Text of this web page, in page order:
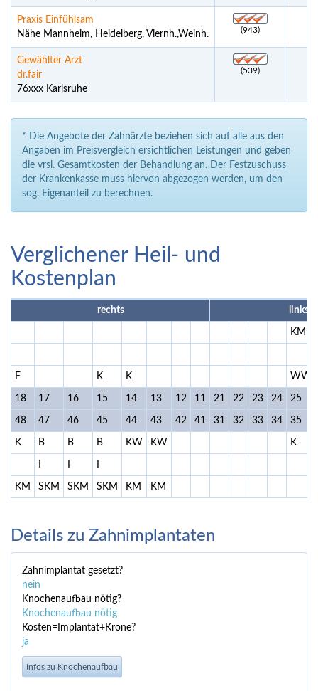
Praxis Einfühlsam
Nähe Mannheim, Heidelberg, Viernh.,Weinh.
(943)
Gewählter Arzt
dr.fair
76xxx Karlsruhe
(539)
* Die Angebote der Zahnärzte beziehen sich auf alle aus den
Angaben im Preisvergleich ersichtlichen Leistungen und geben
die vrsl. Gesamtkosten der Behandlung an. Der Festzuschuss
der Krankenkasse muss hiervon abgezogen werden, um den
sog. Eigenanteil zu berechnen.
Verglichener Heil- und
Kostenplan
rechts links
KM
F K K WW
18 17 16 15 14 13 12 11 21 22 23 24 25
48 47 46 45 44 43 42 41 31 32 33 34 35
K B B B KW KW K
KM SKM SKM SKM KM KM
Details zu Zahnimplantaten
Zahnimplantat gesetzt?
nein
Knochenaufbau nötig?
Knochenaufbau nötig
Kosten=Implantat+Krone?
ja
Infos zu Knochenaufbau